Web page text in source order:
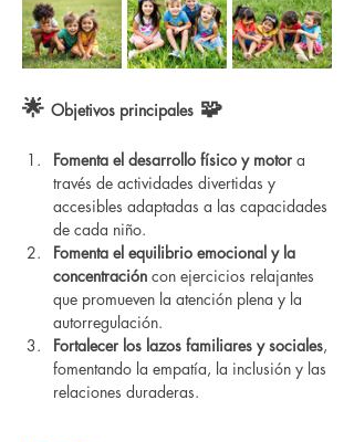
🌟 Objetivos principales 🧩
Fomenta el desarrollo físico y motor a
través de actividades divertidas y
accesibles adaptadas a las capacidades
de cada niño.
Fomenta el equilibrio emocional y la
concentración con ejercicios relajantes
que promueven la atención plena y la
autorregulación.
Fortalecer los lazos familiares y sociales,
fomentando la empatía, la inclusión y las
relaciones duraderas.